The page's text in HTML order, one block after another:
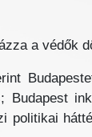
a védők
Budapest
politikai